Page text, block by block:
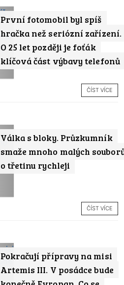
První fotomobil byl spíš
hračka než seriózní zařízení.
O 25 let později je foťák
klíčová část výbavy telefonů
ČÍST VÍCE
Válka s bloky. Průzkumník
smaže mnoho malých
o třetinu rychleji
ČÍST VÍCE
Pokračují přípravy na misi
Artemis III. V posádce bude